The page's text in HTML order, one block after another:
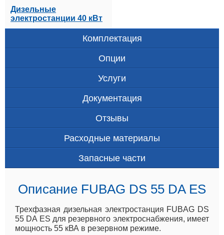
Дизельные
электростанции 40 кВт
Комплектация
Опции
Услуги
Документация
Отзывы
Расходные материалы
Запасные части
Описание FUBAG DS 55 DA ES
Трехфазная дизельная электростанция FUBAG DS
55 DA ES для резервного электроснабжения, имеет
мощность 55 кВА в резервном режиме.